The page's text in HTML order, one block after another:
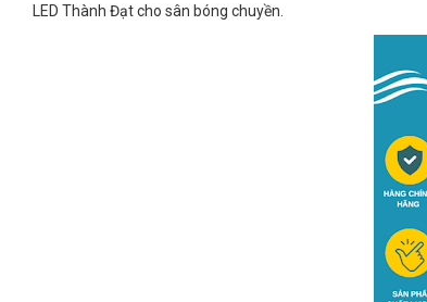
LED Thành Đạt cho sân bóng chuyền.